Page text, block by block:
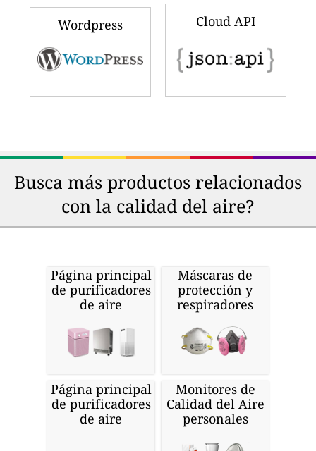
Wordpress Cloud API
Busca más productos relacionados
con la calidad del aire?
Página principal
de purificadores
de aire
Máscaras de
protección y
respiradores
Página principal
de purificadores
de aire
Monitores de
Calidad del Aire
personales